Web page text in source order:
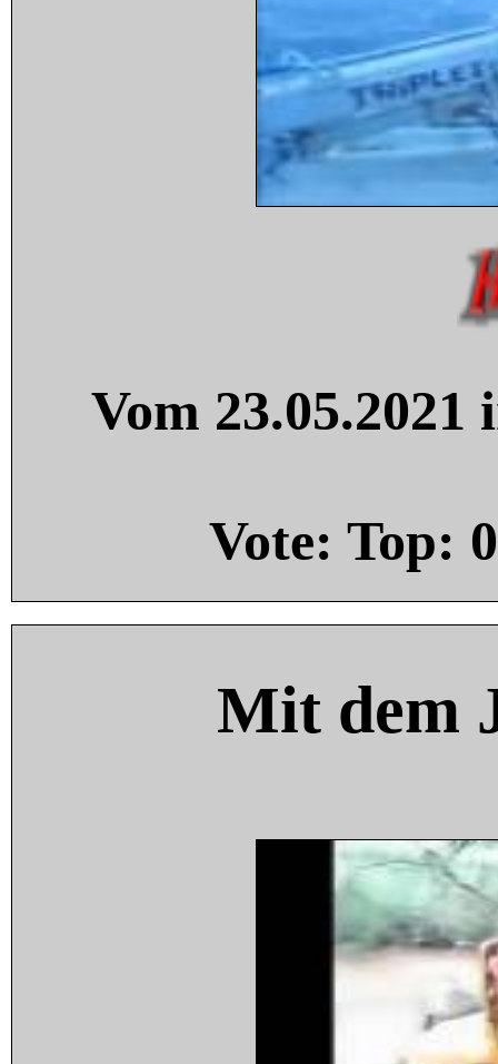
Vom
Vote: Top: 0
Mit dem